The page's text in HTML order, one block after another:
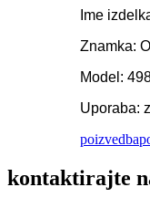
Ime
Znamka:
Model:
Uporaba:
poizvedba
kontaktirajte